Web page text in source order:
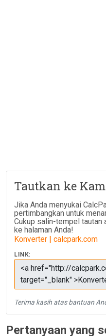
Tautkan ke
Jika Anda menyukai
pertimbangkan untuk
Cukup salin-tempel tautan
ke halaman Anda!
Konverter | calcpark.com
LINK:
Terima kasih atas bantuan
Pertanyaan yang